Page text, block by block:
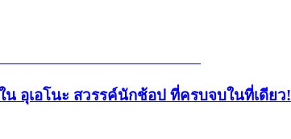
น อุเอโนะ สวรรค์นักช้อป ที่ครบจบในที่เดียว!